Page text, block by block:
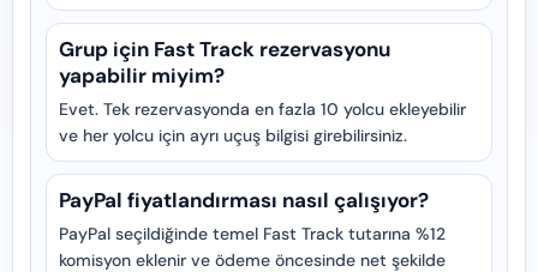
Grup için Fast Track rezervasyonu
yapabilir miyim?
Evet. Tek rezervasyonda en fazla 10 yolcu ekleyebilir
ve her yolcu için ayrı uçuş bilgisi girebilirsiniz.
PayPal fiyatlandırması nasıl çalışıyor?
PayPal seçildiğinde temel Fast Track tutarına %12
komisyon eklenir ve ödeme öncesinde net şekilde